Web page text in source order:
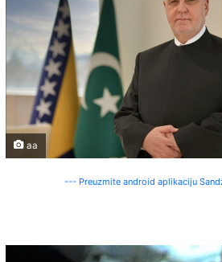
aa
--- Preuzmite android aplikaciju